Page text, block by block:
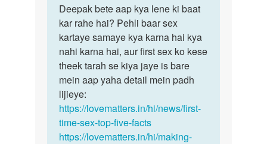
to
Kya
pehli
bar
sex
karne
ke…
by
deepak
Deepak
bete
aap
kya
lene
ki…
Deepak bete aap kya lene ki baat
kar rahe hai? Pehli baar sex
kartaye samaye kya karna hai kya
nahi karna hai, aur first sex ko kese
theek tarah se kiya jaye is bare
mein aap yaha detail mein padh
lijieye:
https://lovematters.in/hi/news/first-
time-sex-top-five-facts
https://lovematters.in/hi/making-